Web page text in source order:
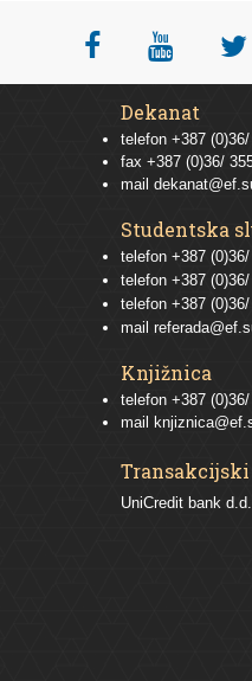
Dekanat
telefon +387
fax +387 (0)36/
mail
Studentska
telefon +387
telefon +387
telefon +387
mail
Knjižnica
telefon +387
mail
Transakcijski
UniCredit bank